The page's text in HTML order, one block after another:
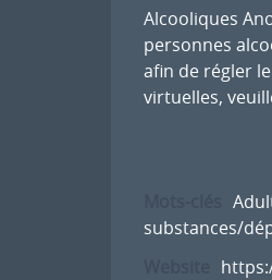
Alcooliques
personnes
afin de régler
virtuelles,
substances/